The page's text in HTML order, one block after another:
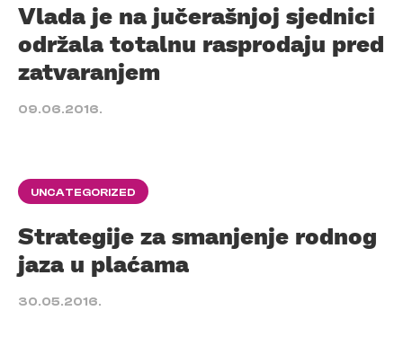
Vlada je na jučerašnjoj sjednici
održala totalnu rasprodaju pred
zatvaranjem
09.06.2016.
UNCATEGORIZED
Strategije za smanjenje rodnog
jaza u plaćama
30.05.2016.